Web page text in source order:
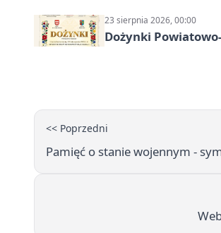
23 sierpnia 2026, 00:00
Dożynki
<< Poprzedni
Pamięć o stanie wojennym -